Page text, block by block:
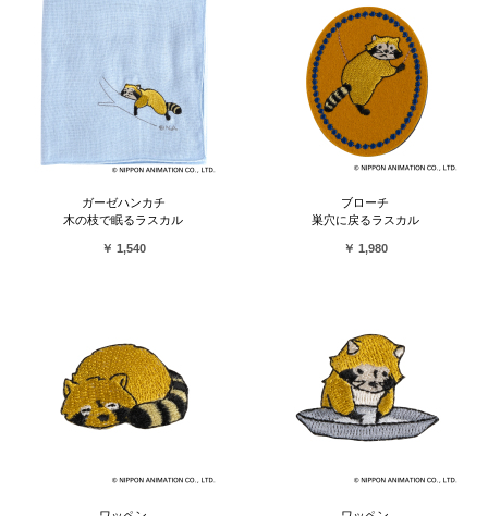
ガーゼハンカチ
木の枝で眠るラスカル
￥ 1,540
ブローチ
巣穴に戻るラスカル
￥ 1,980